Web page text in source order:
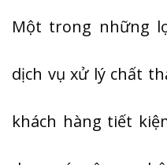
Một trong những
dịch vụ xử lý chất
khách hàng tiết